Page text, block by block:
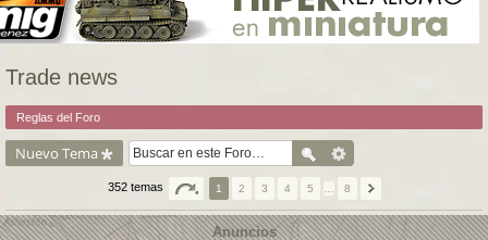
Trade news
Reglas del Foro
Nuevo Tema
352 temas 1 2 3 4 5 8
Anuncios